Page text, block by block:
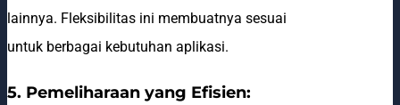
lainnya. Fleksibilitas ini membuatnya sesuai
untuk berbagai kebutuhan aplikasi.
5. Pemeliharaan yang Efisien: